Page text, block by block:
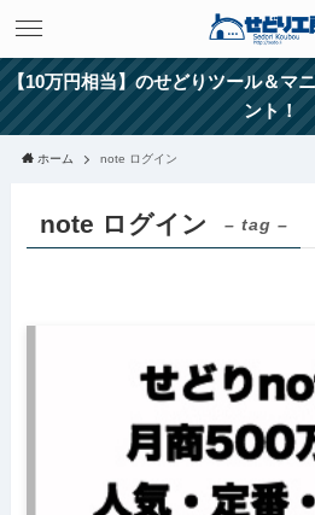
【10万円相当】のせどりツール＆マ
ント！
ホーム note ログイン
note ログイン – tag –